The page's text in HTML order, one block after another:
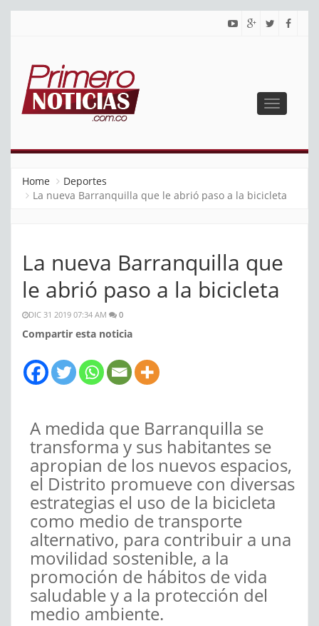
Toggle
Home
Deportes
La nueva Barranquilla que le abrió paso a la bicicleta
La nueva Barranquilla que
le abrió paso a la bicicleta
DIC 31 2019 07:34 AM 0
Compartir esta noticia
A medida que Barranquilla se
transforma y sus habitantes se
apropian de los nuevos espacios,
el Distrito promueve con diversas
estrategias el uso de la bicicleta
como medio de transporte
alternativo, para contribuir a una
movilidad sostenible, a la
promoción de hábitos de vida
saludable y a la protección del
medio ambiente.